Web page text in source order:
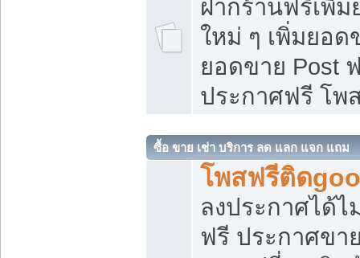
ฝากร้านฟรีเพิ่
ใหม่ ๆ เพิ่มยอด
ยอดขาย Post
ประกาศฟรี โพ
ซื้อ ขาย เช่า บริการ ลด แลก แจก แถม
โพสฟรีติด
ลงประกาศได้
ฟรี ประกาศข